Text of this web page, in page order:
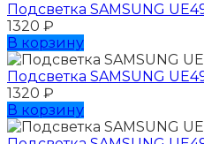
Подсветка SAMSUNG
1320 ₽
В корзину
Подсветка SAMSUNG
1320 ₽
В корзину